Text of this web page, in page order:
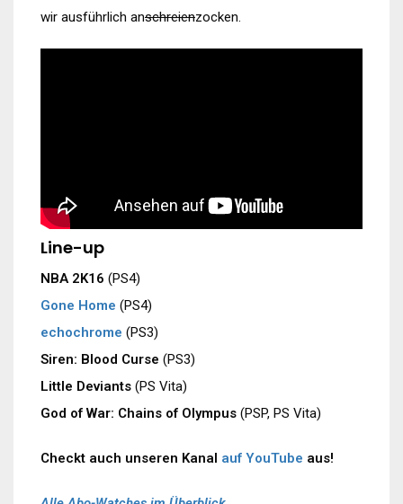
wir ausführlich anschreienzocken.
Line-up
NBA 2K16 (PS4)
Gone Home (PS4)
echochrome (PS3)
Siren: Blood Curse (PS3)
Little Deviants (PS Vita)
God of War: Chains of Olympus (PSP, PS Vita)
Checkt auch unseren Kanal auf YouTube aus!